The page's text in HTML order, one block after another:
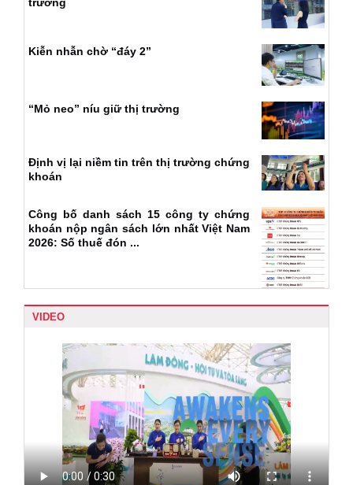
Kiễn nhẫn chờ “đáy 2”
“Mỏ neo” níu giữ thị trường
Định vị lại niềm tin trên thị trường chứng
khoán
Công bố danh sách 15 công ty chứng
khoán nộp ngân sách lớn nhất Việt Nam
2026: Số thuế đón ...
VIDEO